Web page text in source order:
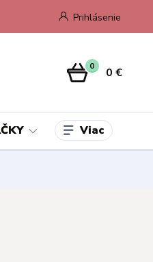
Prihlásenie
0 0 €
Viac